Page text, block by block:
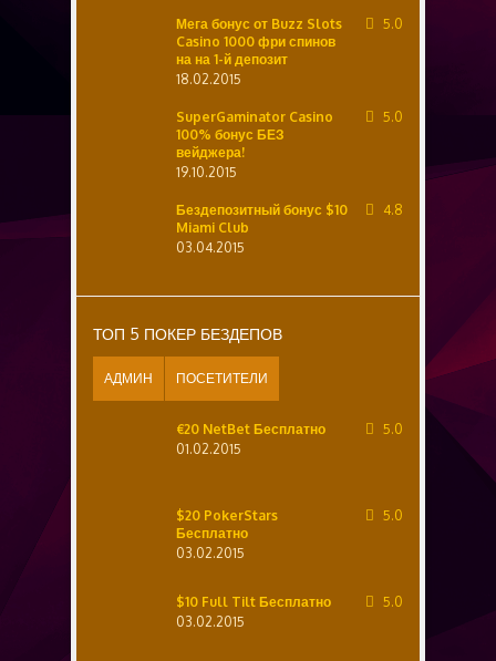
Мега бонус от Buzz Slots
Casino 1000 фри спинов
на на 1-й депозит
18.02.2015
5.0
SuperGaminator Casino
100% бонус БЕЗ
вейджера!
19.10.2015
5.0
Бездепозитный бонус $10
Miami Club
03.04.2015
4.8
ТОП 5 ПОКЕР БЕЗДЕПОВ
АДМИН ПОСЕТИТЕЛИ
€20 NetBet Бесплатно
01.02.2015
5.0
$20 PokerStars
Бесплатно
03.02.2015
5.0
$10 Full Tilt Бесплатно
03.02.2015
5.0